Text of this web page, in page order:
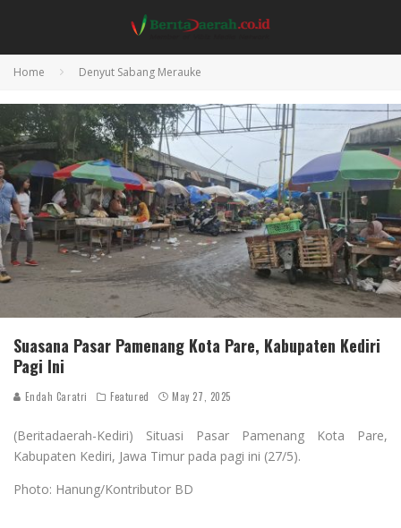
Home Denyut Sabang Merauke
Suasana Pasar Pamenang Kota Pare, Kabupaten Kediri
Pagi Ini
Endah Caratri Featured May 27, 2025
(Beritadaerah-Kediri) Situasi Pasar Pamenang Kota Pare,
Kabupaten Kediri, Jawa Timur pada pagi ini (27/5).
Photo: Hanung/Kontributor BD